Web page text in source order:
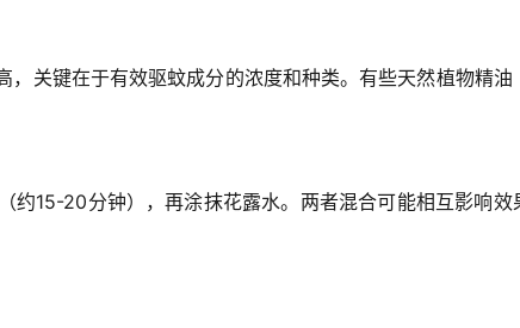
，关键在于
有效驱蚊成分的浓度和种类。有些天然植物精油
约15-20分钟），再涂抹花露水。两者混合可能相互影响效